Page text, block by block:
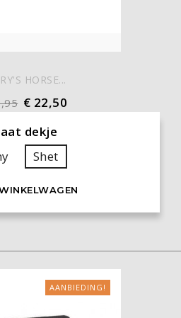
HORSE...
€ 22,50
dekje
Shet
AANBIEDING!